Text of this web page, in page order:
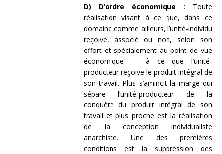
D) D’ordre économique : Toute
réalisation visant à ce que, dans ce
domaine comme ailleurs, l’unité-individu
reçoive, associé ou non, selon son
effort et spécialement au point de vue
économique — à ce que l’unité-
producteur reçoive le produit intégral de
son travail. Plus s’amincit la marge qui
sépare l’unité-producteur de la
conquête du produit intégral de son
travail et plus proche est la réalisation
de la conception individualiste
anarchiste. Une des premières
conditions est la suppression des